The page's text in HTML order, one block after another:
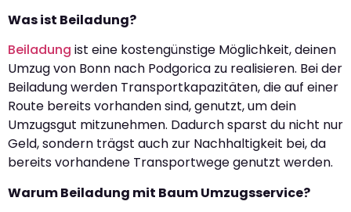
Was ist Beiladung?
Beiladung ist eine kostengünstige Möglichkeit, deinen
Umzug von Bonn nach Podgorica zu realisieren. Bei der
Beiladung werden Transportkapazitäten, die auf einer
Route bereits vorhanden sind, genutzt, um dein
Umzugsgut mitzunehmen. Dadurch sparst du nicht nur
Geld, sondern trägst auch zur Nachhaltigkeit bei, da
bereits vorhandene Transportwege genutzt werden.
Warum Beiladung mit Baum Umzugsservice?